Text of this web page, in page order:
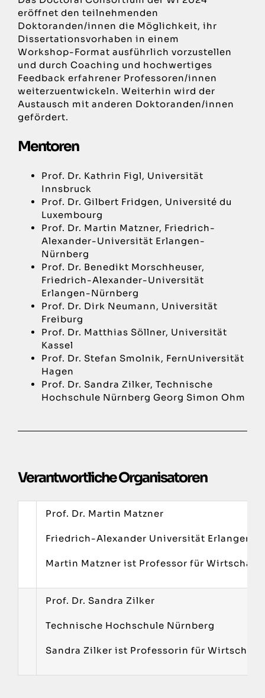
eröffnet den teilnehmenden
Doktoranden/innen die Möglichkeit, ihr
Dissertationsvorhaben in einem
Workshop-Format ausführlich vorzustellen
und durch Coaching und hochwertiges
Feedback erfahrener Professoren/innen
weiterzuentwickeln. Weiterhin wird der
Austausch mit anderen Doktoranden/innen
gefördert.
Mentoren
Prof. Dr. Kathrin Figl, Universität
Innsbruck
Prof. Dr. Gilbert Fridgen, Université du
Luxembourg
Prof. Dr. Martin Matzner, Friedrich-
Alexander-Universität Erlangen-
Nürnberg
Prof. Dr. Benedikt Morschheuser,
Friedrich-Alexander-Universität
Erlangen-Nürnberg
Prof. Dr. Dirk Neumann, Universität
Freiburg
Prof. Dr. Matthias Söllner, Universität
Kassel
Prof. Dr. Stefan Smolnik, FernUniversität
Hagen
Prof. Dr. Sandra Zilker, Technische
Hochschule Nürnberg Georg Simon Ohm
Verantwortliche Organisatoren
Prof. Dr. Martin Matzner
Friedrich-Alexander Universität Erlangen-
Martin Matzner ist Professor für
Prof. Dr. Sandra Zilker
Technische Hochschule Nürnberg
Sandra Zilker ist Professorin für